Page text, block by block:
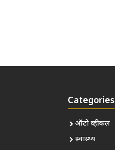
Categories
ऑटो व्हीकल
स्वास्थ्य